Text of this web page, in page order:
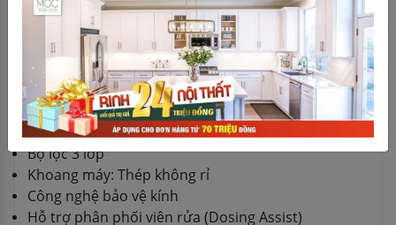
Công nghệ sấy Zeolith
Tự động mở cửa
Hệ thống ActiveWater
Động cơ EcoSilence
Cảm biến độ bẩn nước, cảm biến tải
Công nghệ trao đổi nhiệt
Bộ lọc 3 lớp
Khoang máy: Thép không rỉ
Công nghệ bảo vệ kính
Hỗ trợ phân phối viên rửa (Dosing Assist)